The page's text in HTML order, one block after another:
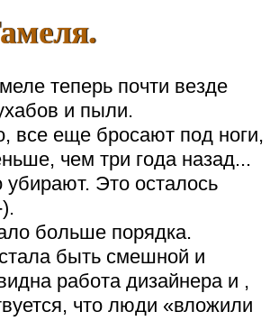
теперь почти везде
и пыли.
все еще бросают под ноги,
чем три года назад...
Это осталось
больше порядка.
быть смешной и
работа дизайнера и ,
что люди «вложили